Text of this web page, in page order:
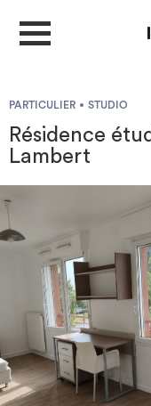
Je cherche un
Je propose un bien
Villes
PARTICULIER STUDIO
Résidence
Lambert